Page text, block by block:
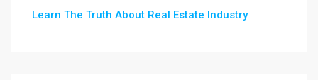
Learn The Truth About Real Estate Industry